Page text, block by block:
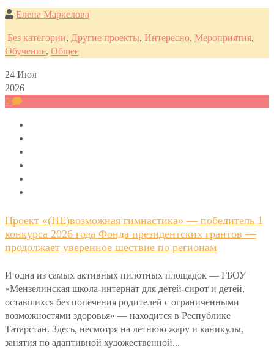
Елена Маркелова
Без категории, Другие проекты, Интересно, Мероприятия,
Обучение, Общее
24 Июл
2026
0
Проект «(НЕ)возможная гимнастика» — победитель 1
конкурса 2026 года Фонда президентских грантов —
продолжает уверенное шествие по регионам
И одна из самых активных пилотных площадок — ГБОУ
«Мензелинская школа-интернат для детей-сирот и детей,
оставшихся без попечения родителей с ограниченными
возможностями здоровья» — находится в Республике
Татарстан. Здесь, несмотря на летнюю жару и каникулы,
занятия по адаптивной художественной...